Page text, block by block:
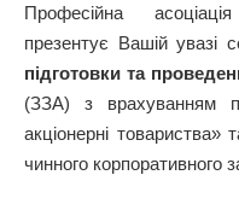
Професійна
презентує Вашій увазі
підготовки та
(ЗЗА) з врахуванням
акціонерні товариства»
чинного корпоративного